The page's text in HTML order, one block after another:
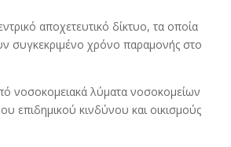
αποχετευτικό δίκτυο, τα οποία
συγκεκριμένο χρόνο παραμονής στο
νοσοκομειακά λύματα νοσοκομείων
επιδημικού κινδύνου και οικισμούς